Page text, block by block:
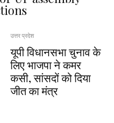
उत्तर प्रदेश
यूपी विधानसभा चुनाव के
लिए भाजपा ने कमर
कसी, सांसदों को दिया
जीत का मंत्र